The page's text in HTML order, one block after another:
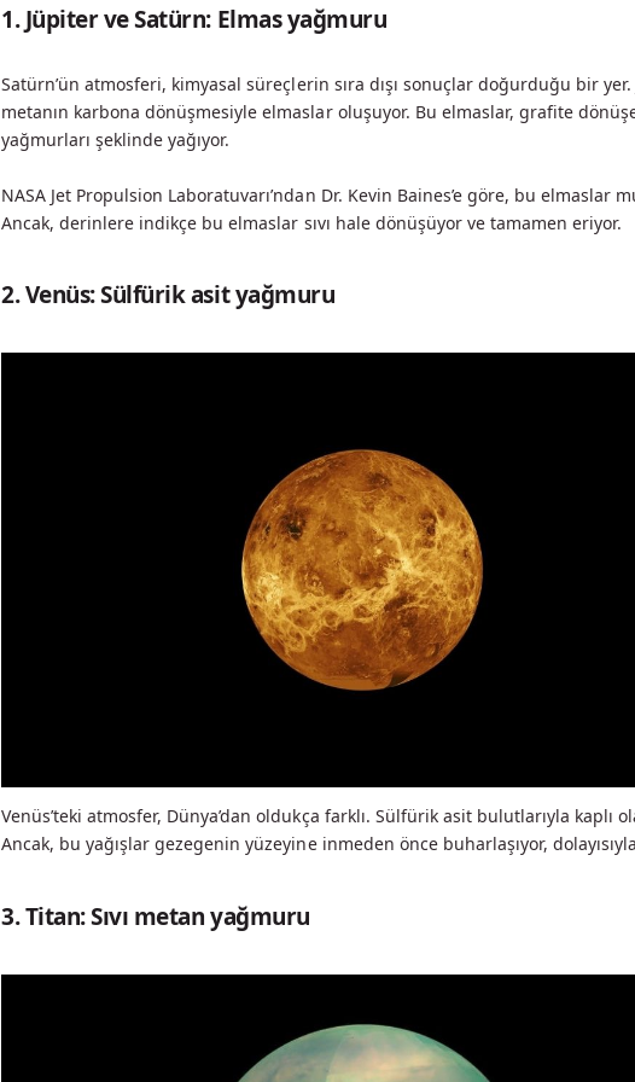
1. Jüpiter ve Satürn: Elmas yağmuru
Satürn’ün atmosferi, kimyasal süreçlerin sıra dışı sonuçlar doğurduğu bir
metanın karbona dönüşmesiyle elmaslar oluşuyor. Bu elmaslar, grafite
yağmurları şeklinde yağıyor.
NASA Jet Propulsion Laboratuvarı’ndan Dr. Kevin Baines’e göre, bu
Ancak, derinlere indikçe bu elmaslar sıvı hale dönüşüyor ve tamamen eriyor.
2. Venüs: Sülfürik asit yağmuru
Venüs’teki atmosfer, Dünya’dan oldukça farklı. Sülfürik asit bulutlarıyla
Ancak, bu yağışlar gezegenin yüzeyine inmeden önce buharlaşıyor,
3. Titan: Sıvı metan yağmuru